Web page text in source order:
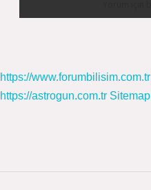
https://www.forumbilisim.com.tr
https://astrogun.com.tr Sitemap